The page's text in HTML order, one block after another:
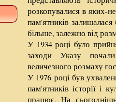
розкопувалися в яких-
пам'ятників
більше, залежно від
У 1934 році було
заходи Указу
величезного розмаху
У 1976 році був
пам'ятників історії і
працює. На